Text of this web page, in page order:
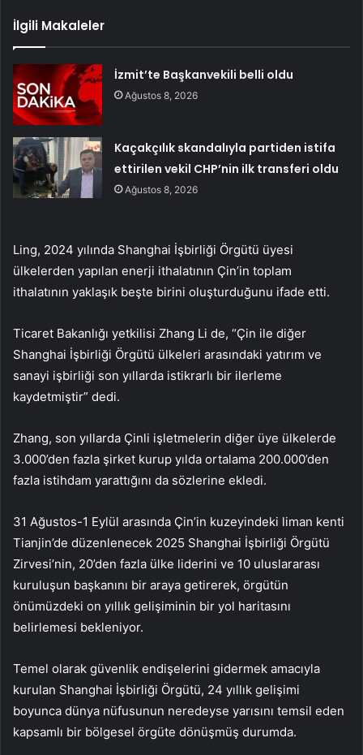
İlgili Makaleler
İzmit’te Başkanvekili belli oldu
Ağustos 8, 2026
Kaçakçılık skandalıyla partiden istifa
ettirilen vekil CHP’nin ilk transferi oldu
Ağustos 8, 2026
Ling, 2024 yılında Shanghai İşbirliği Örgütü üyesi
ülkelerden yapılan enerji ithalatının Çin’in toplam
ithalatının yaklaşık beşte birini oluşturduğunu ifade etti.
Ticaret Bakanlığı yetkilisi Zhang Li de, “Çin ile diğer
Shanghai İşbirliği Örgütü ülkeleri arasındaki yatırım ve
sanayi işbirliği son yıllarda istikrarlı bir ilerleme
kaydetmiştir” dedi.
Zhang, son yıllarda Çinli işletmelerin diğer üye ülkelerde
3.000’den fazla şirket kurup yılda ortalama 200.000’den
fazla istihdam yarattığını da sözlerine ekledi.
31 Ağustos-1 Eylül arasında Çin’in kuzeyindeki liman kenti
Tianjin’de düzenlenecek 2025 Shanghai İşbirliği Örgütü
Zirvesi’nin, 20’den fazla ülke liderini ve 10 uluslararası
kuruluşun başkanını bir araya getirerek, örgütün
önümüzdeki on yıllık gelişiminin bir yol haritasını
belirlemesi bekleniyor.
Temel olarak güvenlik endişelerini gidermek amacıyla
kurulan Shanghai İşbirliği Örgütü, 24 yıllık gelişimi
boyunca dünya nüfusunun neredeyse yarısını temsil eden
kapsamlı bir bölgesel örgüte dönüşmüş durumda.